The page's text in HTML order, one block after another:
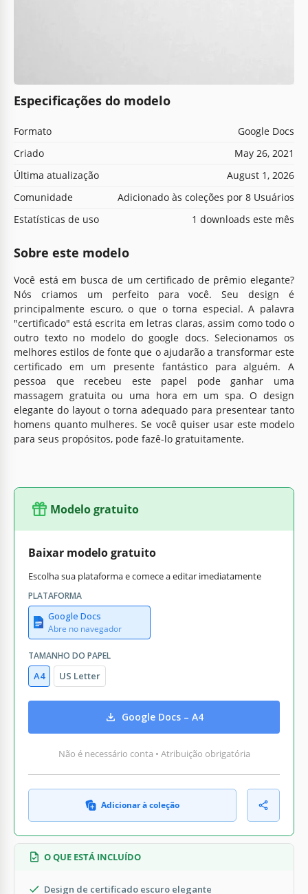
Especificações do modelo
Formato
Google Docs
Criado
May 26, 2021
Última atualização
August 1, 2026
Comunidade
Adicionado às coleções por 8 Usuários
Estatísticas de uso
1 downloads este mês
Sobre este modelo
Você está em busca de um certificado de prêmio elegante?
Nós criamos um perfeito para você. Seu design é
principalmente escuro, o que o torna especial. A palavra
"certificado" está escrita em letras claras, assim como todo o
outro texto no modelo do google docs. Selecionamos os
melhores estilos de fonte que o ajudarão a transformar este
certificado em um presente fantástico para alguém. A
pessoa que recebeu este papel pode ganhar uma
massagem gratuita ou uma hora em um spa. O design
elegante do layout o torna adequado para presentear tanto
homens quanto mulheres. Se você quiser usar este modelo
para seus propósitos, pode fazê-lo gratuitamente.
Modelo gratuito
Baixar modelo gratuito
Escolha sua plataforma e comece a editar imediatamente
PLATAFORMA
Google Docs
Abre no navegador
TAMANHO DO PAPEL
A4 US Letter
Google Docs – A4
Não é necessário conta • Atribuição obrigatória
Adicionar à coleção
O QUE ESTÁ INCLUÍDO
Design de certificado escuro elegante